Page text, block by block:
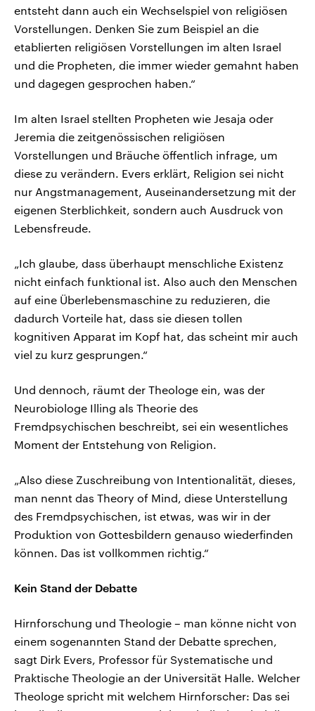
entsteht dann auch ein Wechselspiel von religiösen
Vorstellungen. Denken Sie zum Beispiel an die
etablierten religiösen Vorstellungen im alten Israel
und die Propheten, die immer wieder gemahnt haben
und dagegen gesprochen haben.“
Im alten Israel stellten Propheten wie Jesaja oder
Jeremia die zeitgenössischen religiösen
Vorstellungen und Bräuche öffentlich infrage, um
diese zu verändern. Evers erklärt, Religion sei nicht
nur Angstmanagement, Auseinandersetzung mit der
eigenen Sterblichkeit, sondern auch Ausdruck von
Lebensfreude.
„Ich glaube, dass überhaupt menschliche Existenz
nicht einfach funktional ist. Also auch den Menschen
auf eine Überlebensmaschine zu reduzieren, die
dadurch Vorteile hat, dass sie diesen tollen
kognitiven Apparat im Kopf hat, das scheint mir auch
viel zu kurz gesprungen.“
Und dennoch, räumt der Theologe ein, was der
Neurobiologe Illing als Theorie des
Fremdpsychischen beschreibt, sei ein wesentliches
Moment der Entstehung von Religion.
„Also diese Zuschreibung von Intentionalität, dieses,
man nennt das Theory of Mind, diese Unterstellung
des Fremdpsychischen, ist etwas, was wir in der
Produktion von Gottesbildern genauso wiederfinden
können. Das ist vollkommen richtig.“
Kein Stand der Debatte
Hirnforschung und Theologie – man könne nicht von
einem sogenannten Stand der Debatte sprechen,
sagt Dirk Evers, Professor für Systematische und
Praktische Theologie an der Universität Halle. Welcher
Theologe spricht mit welchem Hirnforscher: Das sei